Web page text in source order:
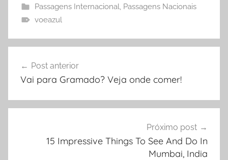
Passagens Internacional, Passagens Nacionais
voeazul
de
Post anterior
Vai para Gramado? Veja onde comer!
Próximo post
15 Impressive Things To See And Do In
Mumbai, India